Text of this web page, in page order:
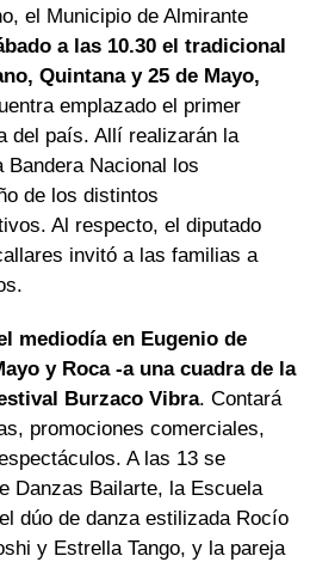
el Municipio de Almirante
a las 10.30 el tradicional
Quintana y 25 de Mayo,
emplazado el primer
del país. Allí realizarán la
Bandera Nacional los
de los distintos
Al respecto, el diputado
invitó a las familias a
mediodía en Eugenio de
y Roca -a una cuadra de la
Burzaco Vibra. Contará
promociones comerciales,
A las 13 se
Danzas Bailarte, la Escuela
dúo de danza estilizada Rocío
y Estrella Tango, y la pareja